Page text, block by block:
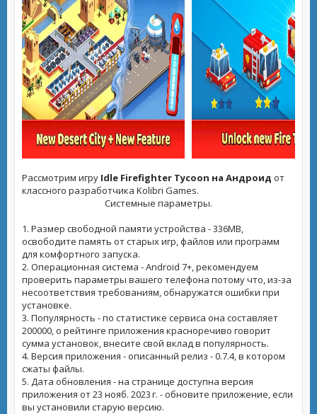
Рассмотрим игру Idle Firefighter Tycoon на Андроид от
классного разработчика Kolibri Games.
Системные параметры.
1. Размер свободной памяти устройства - 336MB,
освободите память от старых игр, файлов или программ
для комфортного запуска.
2. Операционная система - Android 7+, рекомендуем
проверить параметры вашего телефона потому что, из-за
несоответствия требованиям, обнаружатся ошибки при
установке.
3. Популярность - по статистике сервиса она составляет
200000, о рейтинге приложения красноречиво говорит
сумма установок, внесите свой вклад в популярность.
4. Версия приложения - описанный релиз - 0.7.4, в котором
сжаты файлы.
5. Дата обновления - на странице доступна версия
приложения от 23 нояб. 2023 г. - обновите приложение, если
вы установили старую версию.